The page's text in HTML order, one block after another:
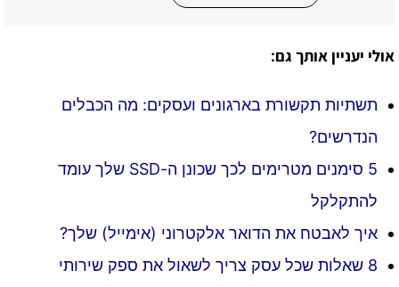
אולי יעניין אותך גם:
תשתיות תקשורת בארגונים ועסקים: מה הכבלים
הנדרשים?
5 סימנים מטרימים לכך שכונן ה-SSD שלך עומד
להתקלקל
איך לאבטח את הדואר אלקטרוני (אימייל) שלך?
8 שאלות שכל עסק צריך לשאול את ספק שירותי